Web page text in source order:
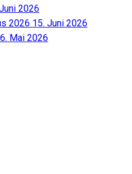
2026
2026 15. Juni 2026
Mai 2026